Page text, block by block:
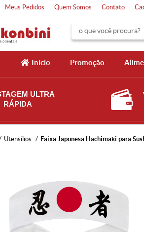
Meus Pedidos Quem Somos Contato
Início Promoção
ULTRA
RÁPIDA
Utensílios Faixa Japonesa Hachimaki para